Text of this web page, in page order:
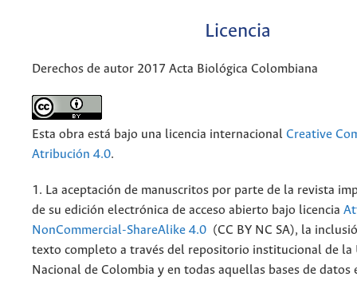
Licencia
Derechos de autor 2017 Acta Biológica Colombiana
Esta obra está bajo una licencia internacional Creative
Atribución 4.0.
1. La aceptación de manuscritos por parte de la revista
de su edición electrónica de acceso abierto bajo licencia
NonCommercial-ShareAlike 4.0 (CC BY NC SA), la
texto completo a través del repositorio institucional de la
Nacional de Colombia y en todas aquellas bases de datos